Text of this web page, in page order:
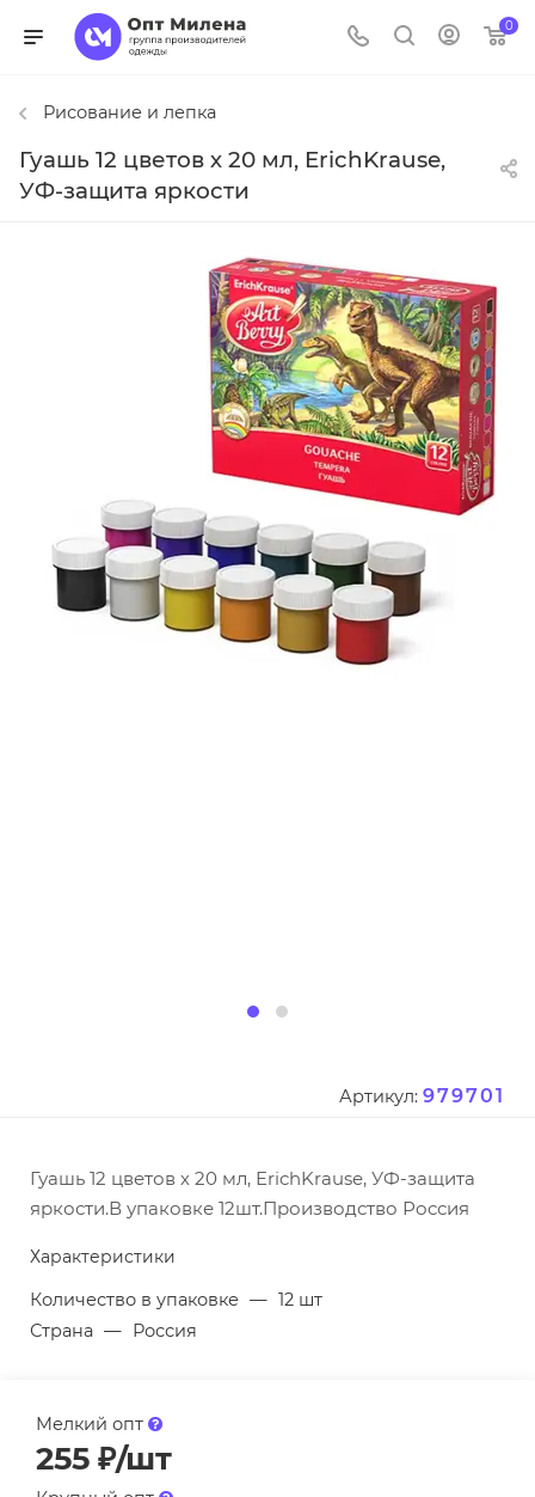
0
Рисование и лепка
Гуашь 12 цветов х 20 мл, ErichKrause,
УФ-защита яркости
Артикул: 979701
Гуашь 12 цветов х 20 мл, ErichKrause, УФ-защита
яркости.В упаковке 12шт.Производство Россия
Характеристики
Количество в упаковке — 12 шт
Страна — Россия
Мелкий опт
255 ₽/шт